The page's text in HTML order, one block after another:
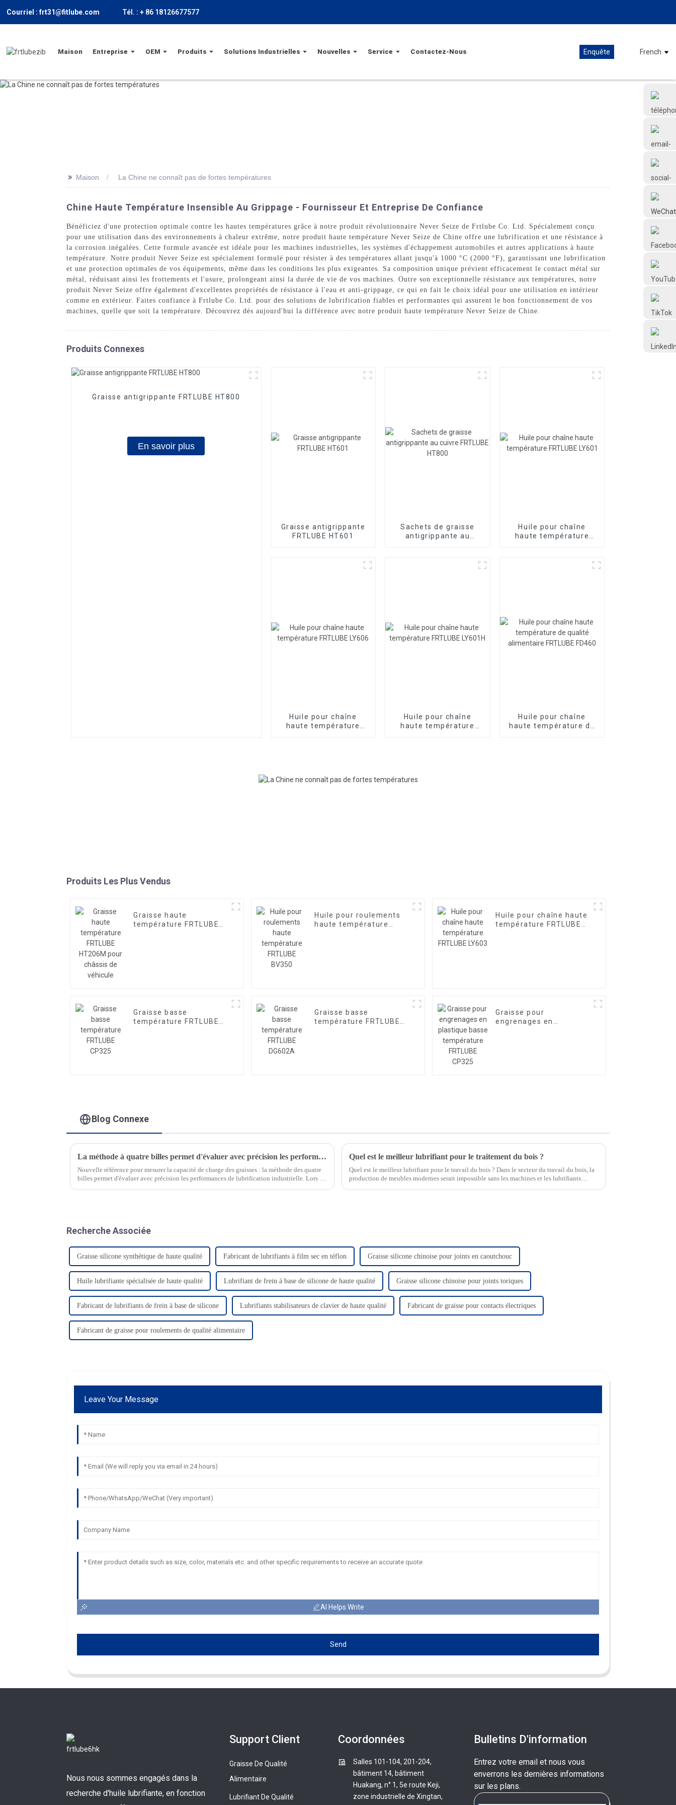
Courriel : frt31@fitlube.com Tél. : + 86 18126677577
Maison Entreprise OEM Produits Solutions Industrielles Nouvelles Service Contactez-Nous Enquête French
@FRTLUBE8
@FRTLUBE8
>> Maison La Chine ne connaît pas de fortes températures
Chine Haute Température Insensible Au Grippage - Fournisseur Et Entreprise De Confiance
Bénéficiez d'une protection optimale contre les hautes températures grâce à notre produit révolutionnaire Never Seize de Frtlube Co. Ltd. Spécialement conçu
pour une utilisation dans des environnements à chaleur extrême, notre produit haute température Never Seize de Chine offre une lubrification et une résistance à
la corrosion inégalées. Cette formule avancée est idéale pour les machines industrielles, les systèmes d'échappement automobiles et autres applications à haute
température. Notre produit Never Seize est spécialement formulé pour résister à des températures allant jusqu'à 1000 °C (2000 °F), garantissant une lubrification
et une protection optimales de vos équipements, même dans les conditions les plus exigeantes. Sa composition unique prévient efficacement le contact métal sur
métal, réduisant ainsi les frottements et l'usure, prolongeant ainsi la durée de vie de vos machines. Outre son exceptionnelle résistance aux températures, notre
produit Never Seize offre également d'excellentes propriétés de résistance à l'eau et anti-grippage, ce qui en fait le choix idéal pour une utilisation en intérieur
comme en extérieur. Faites confiance à Frtlube Co. Ltd. pour des solutions de lubrification fiables et performantes qui assurent le bon fonctionnement de vos
machines, quelle que soit la température. Découvrez dès aujourd'hui la différence avec notre produit haute température Never Seize de Chine.
Produits Connexes
Graisse antigrippante FRTLUBE HT800
En savoir plus
Graisse antigrippante
FRTLUBE HT601
Sachets de graisse
antigrippante au
Huile pour chaîne
haute température
Huile pour chaîne
haute température
Huile pour chaîne
haute température
Huile pour chaîne
haute température de
Produits Les Plus Vendus
Graisse haute
température FRTLUBE
Huile pour roulements
haute température
Huile pour chaîne haute
température FRTLUBE
Graisse basse
température FRTLUBE
Graisse basse
température FRTLUBE
Graisse pour
engrenages en
Blog Connexe
La méthode à quatre billes permet d'évaluer avec précision les performances de lubrification industrielle
Nouvelle référence pour mesurer la capacité de charge des graisses : la méthode des quatre
billes permet d'évaluer avec précision les performances de lubrification industrielle. Lors du
Quel est le meilleur lubrifiant pour le traitement du bois ?
Quel est le meilleur lubrifiant pour le travail du bois ? Dans le secteur du travail du bois, la
production de meubles modernes serait impossible sans les machines et les lubrifiants
Recherche Associée
Graisse silicone synthétique de haute qualité Fabricant de lubrifiants à film sec en téflon Graisse silicone chinoise pour joints en caoutchouc
Huile lubrifiante spécialisée de haute qualité Lubrifiant de frein à base de silicone de haute qualité Graisse silicone chinoise pour joints toriques
Fabricant de lubrifiants de frein à base de silicone Lubrifiants stabilisateurs de clavier de haute qualité Fabricant de graisse pour contacts électriques
Fabricant de graisse pour roulements de qualité alimentaire
Leave Your Message
AI Helps Write
Send
Nous nous sommes engagés dans la
recherche d'huile lubrifiante, en fonction
Support Client
Graisse De Qualité
Alimentaire
Lubrifiant De Qualité
Coordonnées
Salles 101-104, 201-204,
bâtiment 14, bâtiment
Huakang, n° 1, 5e route Keji,
zone industrielle de Xingtan,
Bulletins D'information
Entrez votre email et nous vous
enverrons les dernières informations
sur les plans.